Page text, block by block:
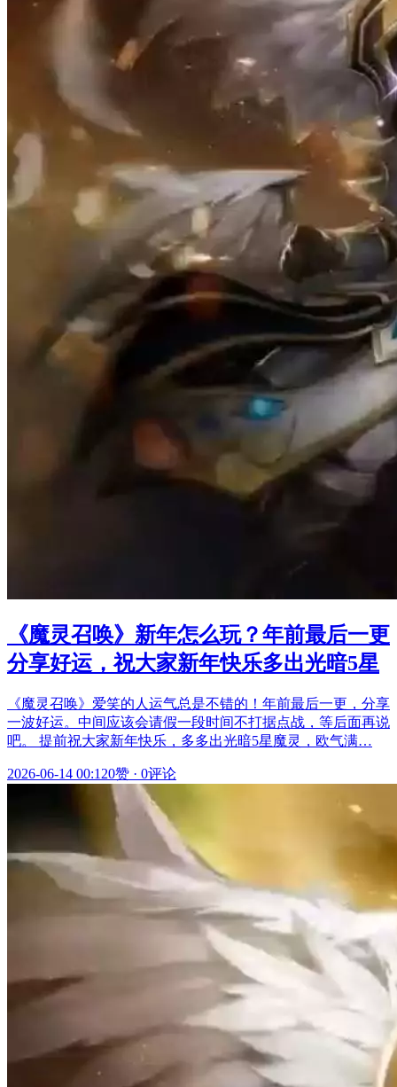
《魔灵召唤》新年怎么玩？年前最后一更
分享好运，祝大家新年快乐多出光暗5星
《魔灵召唤》爱笑的人运气总是不错的！年前最后一更，分享
一波好运。中间应该会请假一段时间不打据点战，等后面再说
吧。 提前祝大家新年快乐，多多出光暗5星魔灵，欧气满…
2026-06-14 00:120赞 · 0评论